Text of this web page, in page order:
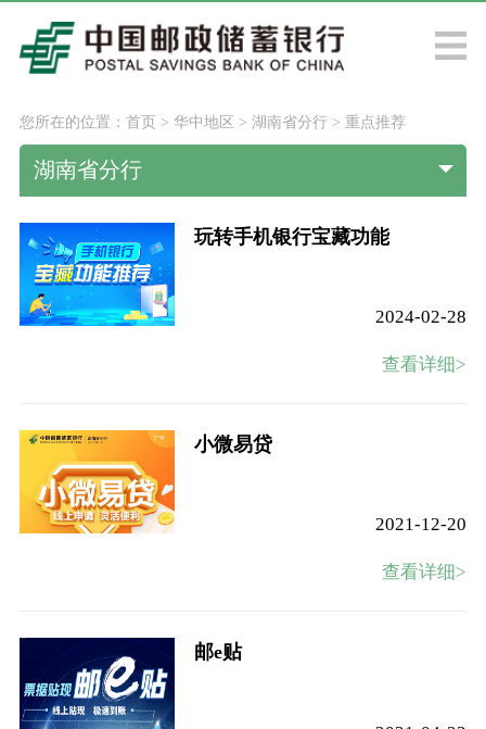
您所在的位置： 首页> 华中地区 > 湖南省分行> 重点推荐
湖南省分行
玩转手机银行宝藏功能
2024-02-28
查看详细>
小微易贷
2021-12-20
查看详细>
邮e贴